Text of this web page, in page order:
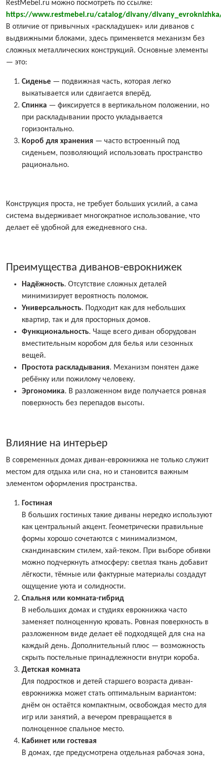
RestMebel.ru можно посмотреть по ссылке:
https://www.restmebel.ru/catalog/divany/
В отличие от привычных «раскладушек» или диванов с
выдвижными блоками, здесь применяется механизм без
сложных металлических конструкций. Основные элементы
— это:
Сиденье — подвижная часть, которая легко
выкатывается или сдвигается вперёд.
Спинка — фиксируется в вертикальном положении, но
при раскладывании просто укладывается
горизонтально.
Короб для хранения — часто встроенный под
сиденьем, позволяющий использовать пространство
рационально.
Конструкция проста, не требует больших усилий, а сама
система выдерживает многократное использование, что
делает её удобной для ежедневного сна.
Преимущества диванов-еврокнижек
Надёжность. Отсутствие сложных деталей
минимизирует вероятность поломок.
Универсальность. Подходит как для небольших
квартир, так и для просторных домов.
Функциональность. Чаще всего диван оборудован
вместительным коробом для белья или сезонных
вещей.
Простота раскладывания. Механизм понятен даже
ребёнку или пожилому человеку.
Эргономика. В разложенном виде получается ровная
поверхность без перепадов высоты.
Влияние на интерьер
В современных домах диван-еврокнижка не только служит
местом для отдыха или сна, но и становится важным
элементом оформления пространства.
Гостиная
В больших гостиных такие диваны нередко используют
как центральный акцент. Геометрически правильные
формы хорошо сочетаются с минимализмом,
скандинавским стилем, хай-теком. При выборе обивки
можно подчеркнуть атмосферу: светлая ткань добавит
лёгкости, тёмные или фактурные материалы создадут
ощущение уюта и солидности.
Спальня или комната-гибрид
В небольших домах и студиях еврокнижка часто
заменяет полноценную кровать. Ровная поверхность в
разложенном виде делает её подходящей для сна на
каждый день. Дополнительный плюс — возможность
скрыть постельные принадлежности внутри короба.
Детская комната
Для подростков и детей старшего возраста диван-
еврокнижка может стать оптимальным вариантом:
днём он остаётся компактным, освобождая место для
игр или занятий, а вечером превращается в
полноценное спальное место.
Кабинет или гостевая
В домах, где предусмотрена отдельная рабочая зона,